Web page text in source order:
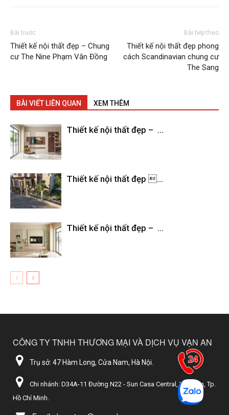
Bài trước
Thiết kế nội thất đẹp – Chung
cư The Nine Phạm Văn Đồng
Bài tiếp theo
Thiết kế nội thất đẹp phong
cách Scandinavian chung cư
The Sang
BÀI VIẾT LIÊN QUAN XEM THÊM
Thiết kế nội thất đẹp – ...
Thiết kế nội thất đẹp ...
Thiết kế nội thất đẹp – ...
CÔNG TY TNHH THƯƠNG MẠI VÀ DỊCH VỤ VẠN AN
Trụ sở: 47 Hàm Long, Cửa Nam, Hà Nội.
Chi nhánh: D34A-11 Đường N22 - Sun Casa Central, Vĩnh Tân, Tp.
Hồ Chí Minh.